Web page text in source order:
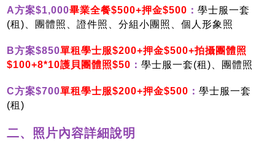
A方案$1,000畢業全餐$500+押金$500 ：學士服一套
(租)、團體照、證件照、分組小團照、個人形象照
B方案$850單租學士服$200+押金$500+拍攝團體照
$100+8*10護貝團體照$50 ：學士服一套(租)、團體照
C方案$700單租學士服$200+押金$500 ：學士服一套
(租)
二、照片內容詳細說明